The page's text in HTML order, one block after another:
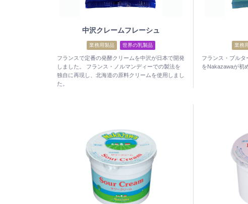
中沢クレームフレーシュ
業務用製品 世界の乳製品
フランスで定番の発酵クリームを中沢が日本で開発
しました。 フランス・ノルマンディーでの製法を
独自に再現し、北海道の原料クリームを使用しまし
た。
業務
フランス・ブルタ
をNakazawaが初